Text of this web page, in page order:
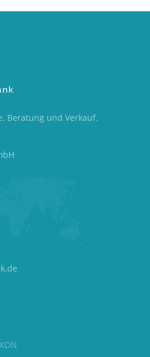
Beratung und Verkauf.